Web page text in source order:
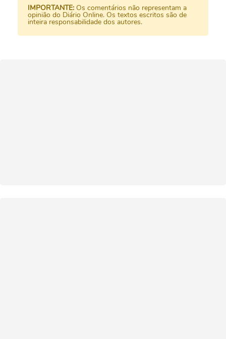
IMPORTANTE: Os comentários não representam a
opinião do Diário Online. Os textos escritos são de
inteira responsabilidade dos autores.